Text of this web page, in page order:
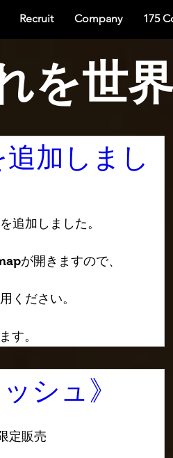
Recruit Company 175
を世
加しまし
追加しました。
が開きますので、
ください。
す。
シュ》
定販売